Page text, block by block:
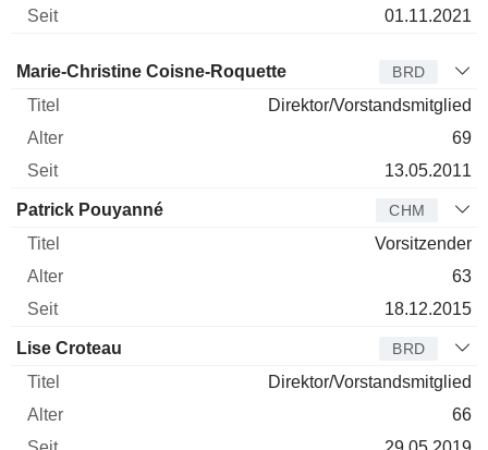
01.11.2021
Verwaltungsratsmitglied Titel Alter
Marie-Christine Coisne-Roquette BRD
Direktor/Vorstandsmitglied
69
13.05.2011
Patrick Pouyanné CHM
Vorsitzender
63
18.12.2015
Lise Croteau BRD
Direktor/Vorstandsmitglied
66